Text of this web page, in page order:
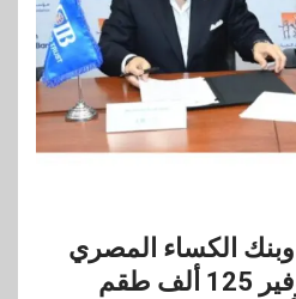
CIB Foundation وبنك الكساء المصري
يوقعان اتفاقية لتوفير 125 ألف طقم